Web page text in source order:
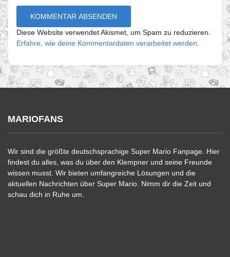
Diese Website verwendet Akismet, um Spam zu reduzieren.
Erfahre, wie deine Kommentardaten verarbeitet werden.
MARIOFANS
Wir sind die größte deutschsprachige Super Mario Fanpage. Hier
findest du alles, was du über den Klempner und seine Freunde
wissen musst. Wir bieten umfangreiche Lösungen und die
aktuellen Nachrichten über Super Mario. Nimm dir die Zeit und
schau dich in Ruhe um.